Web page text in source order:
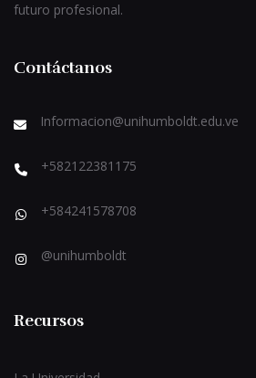
futuro profesional.
Contáctanos
Informacion@unihumboldt.edu.ve
+582122381175
+584241578708
@unihumboldt
Recursos